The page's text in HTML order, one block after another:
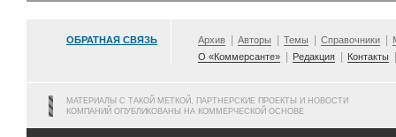
ОБРАТНАЯ СВЯЗЬ Архив Авторы Темы Справочники
О «Коммерсанте»
Редакция Контакты
МАТЕРИАЛЫ С ТАКОЙ МЕТКОЙ, ПАРТНЕРСКИЕ ПРОЕКТЫ И НОВОСТИ
КОМПАНИЙ ОПУБЛИКОВАНЫ НА КОММЕРЧЕСКОЙ ОСНОВЕ